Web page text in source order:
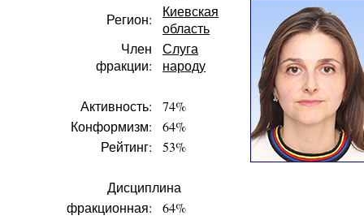
Регион:
Киевская
область
Член
фракции:
Слуга
народу
Активность:
74%
Конформизм:
64%
Рейтинг:
53%
Дисциплина
фракционная:
64%